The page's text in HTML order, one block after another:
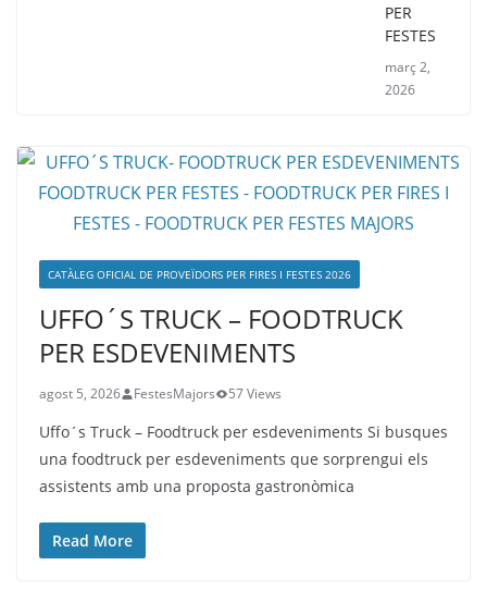
PER
FESTES
març 2,
2026
CATÀLEG OFICIAL DE PROVEÏDORS PER FIRES I FESTES 2026
UFFO´S TRUCK – FOODTRUCK
PER ESDEVENIMENTS
agost 5, 2026 FestesMajors 57 Views
Uffo´s Truck – Foodtruck per esdeveniments Si busques
una foodtruck per esdeveniments que sorprengui els
assistents amb una proposta gastronòmica
Read More